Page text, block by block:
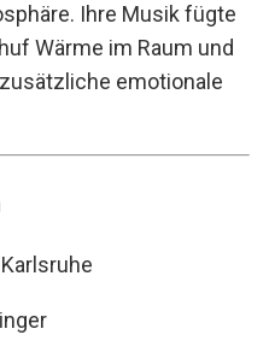
Ihre Musik fügte
Wärme im Raum und
emotionale